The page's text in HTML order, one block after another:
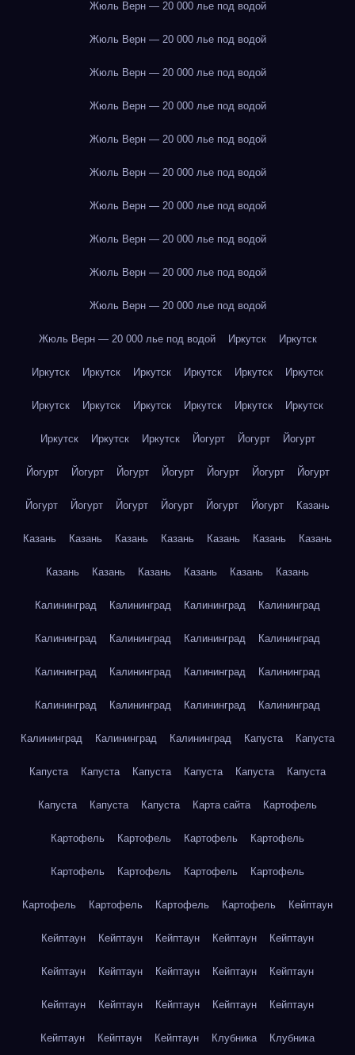
Жюль Верн — 20 000 лье под водой
Жюль Верн — 20 000 лье под водой
Жюль Верн — 20 000 лье под водой
Жюль Верн — 20 000 лье под водой
Жюль Верн — 20 000 лье под водой
Жюль Верн — 20 000 лье под водой
Жюль Верн — 20 000 лье под водой
Жюль Верн — 20 000 лье под водой
Жюль Верн — 20 000 лье под водой
Жюль Верн — 20 000 лье под водой
Жюль Верн — 20 000 лье под водой Иркутск Иркутск
Иркутск Иркутск Иркутск Иркутск Иркутск Иркутск
Иркутск Иркутск Иркутск Иркутск Иркутск Иркутск
Иркутск Иркутск Иркутск Йогурт Йогурт Йогурт
Йогурт Йогурт Йогурт Йогурт Йогурт Йогурт Йогурт
Йогурт Йогурт Йогурт Йогурт Йогурт Йогурт Казань
Казань Казань Казань Казань Казань Казань Казань
Казань Казань Казань Казань Казань Казань
Калининград Калининград Калининград Калининград
Калининград Калининград Калининград Калининград
Калининград Калининград Калининград Калининград
Калининград Калининград Калининград Калининград
Калининград Калининград Калининград Капуста Капуста
Капуста Капуста Капуста Капуста Капуста Капуста
Капуста Капуста Капуста Карта сайта Картофель
Картофель Картофель Картофель Картофель
Картофель Картофель Картофель Картофель
Картофель Картофель Картофель Картофель Кейптаун
Кейптаун Кейптаун Кейптаун Кейптаун Кейптаун
Кейптаун Кейптаун Кейптаун Кейптаун Кейптаун
Кейптаун Кейптаун Кейптаун Кейптаун Кейптаун
Кейптаун Кейптаун Кейптаун Клубника Клубника